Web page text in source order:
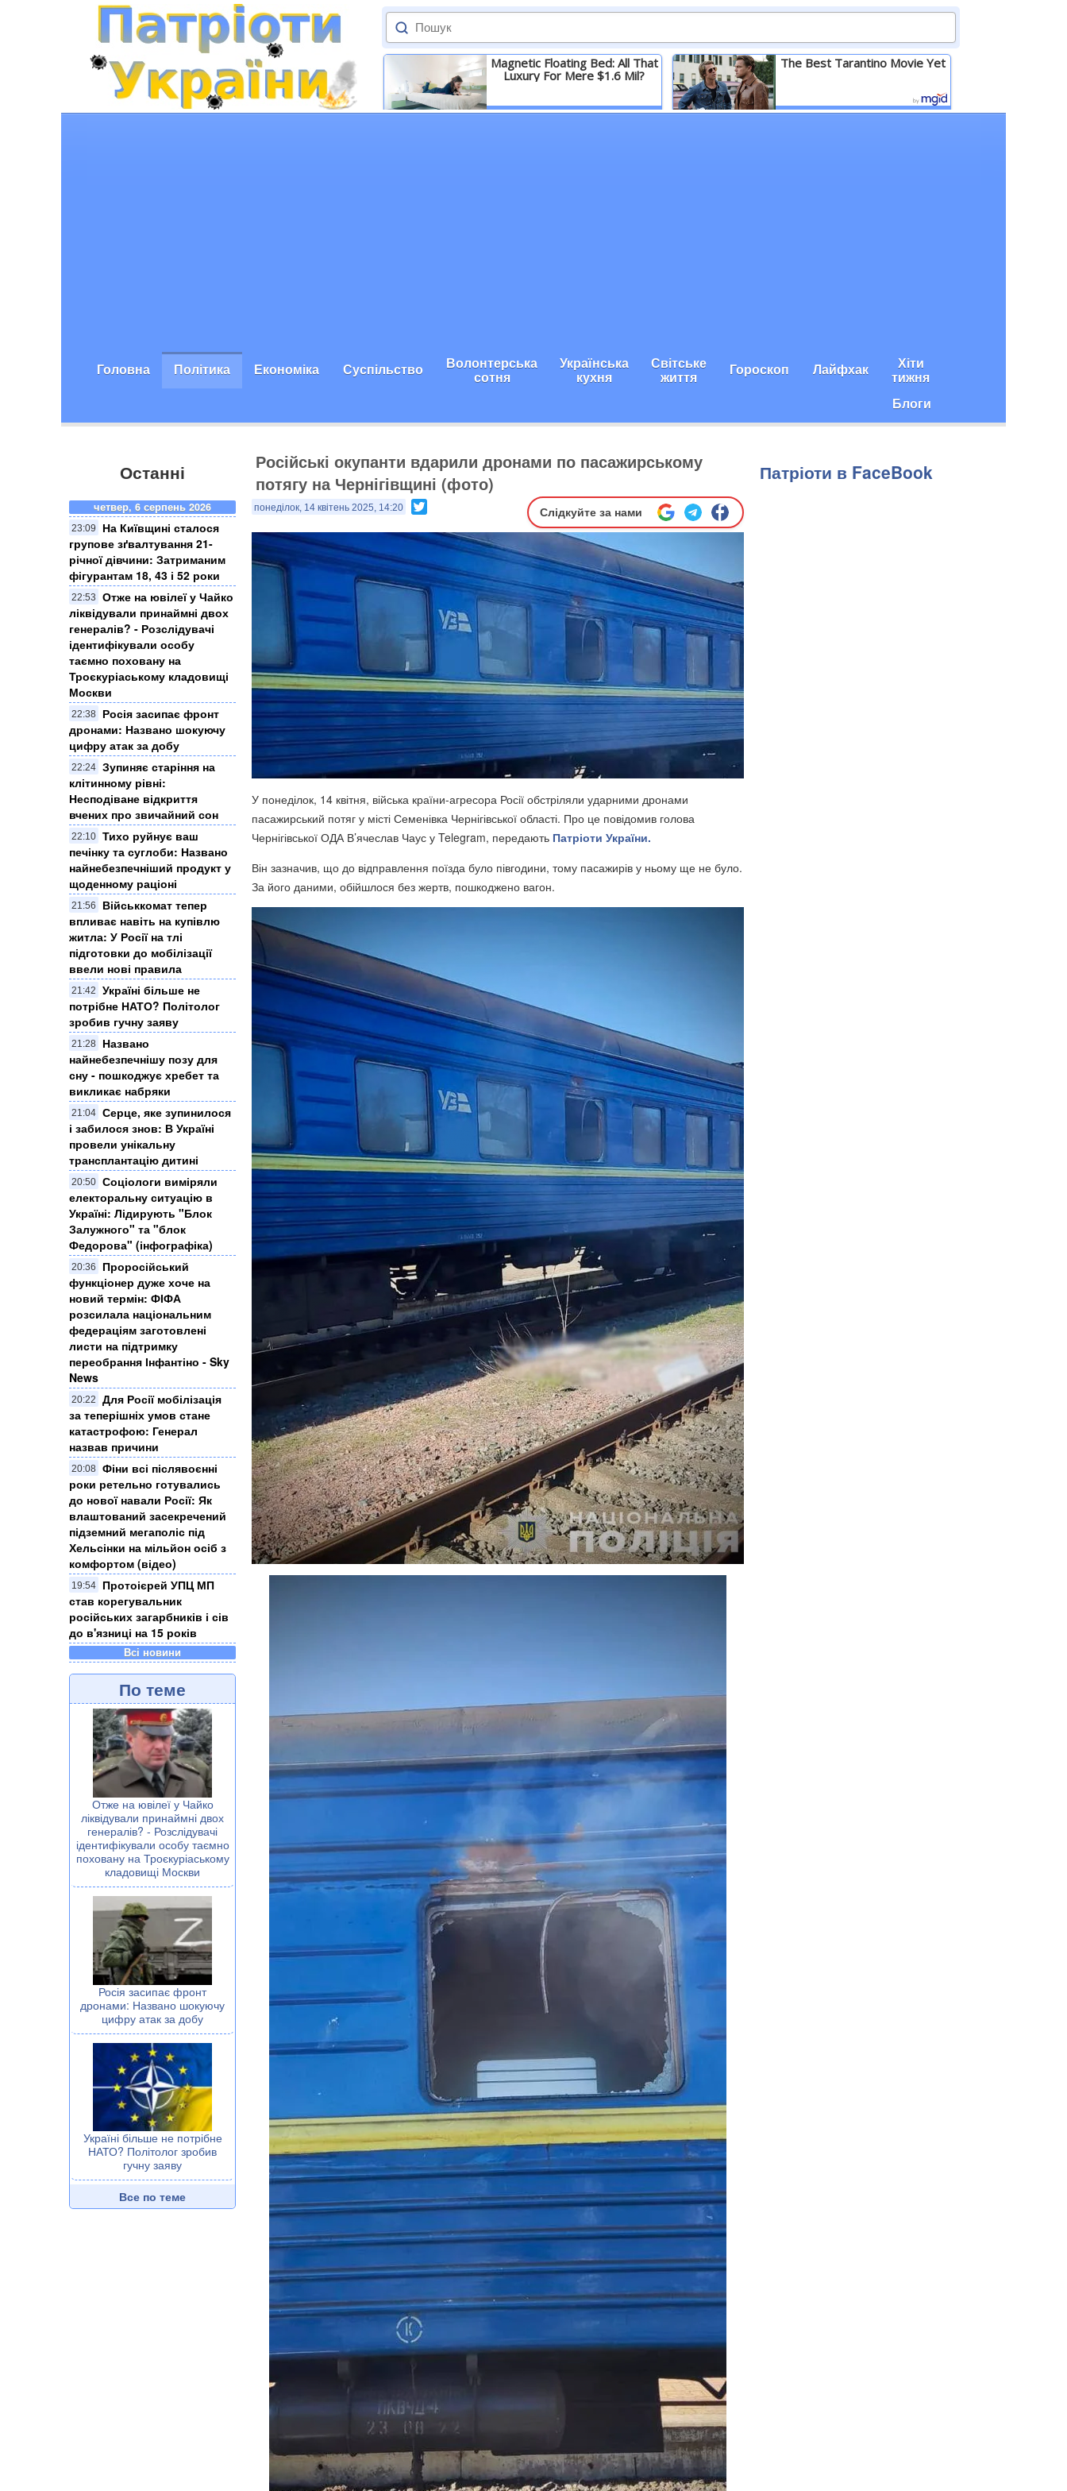
Magnetic Floating Bed: All That
Luxury For Mere $1.6 Mil?
Детальніше
The Best Tarantino Movie Yet
Детальніше
Головна Політика Економіка Суспільство Волонтерська
сотня
Українська
кухня
Світське
життя Гороскоп Лайфхак Хіти
тижня
Блоги
Останні
четвер, 6 серпень 2026
23:09
На Київщині сталося
групове зґвалтування 21-
річної дівчини: Затриманим
фігурантам 18, 43 і 52 роки
22:53
Отже на ювілеї у Чайко
ліквідували принаймні двох
генералів? - Розслідувачі
ідентифікували особу
таємно поховану на
Троєкуріаському кладовищі
Москви
22:38
Росія засипає фронт
дронами: Названо шокуючу
цифру атак за добу
22:24 Зупиняє старіння на
клітинному рівні:
Несподіване відкриття
вчених про звичайний сон
22:10 Тихо руйнує ваш
печінку та суглоби: Названо
найнебезпечніший продукт у
щоденному раціоні
21:56
Військкомат тепер
впливає навіть на купівлю
житла: У Росії на тлі
підготовки до мобілізації
ввели нові правила
21:42
Україні більше не
потрібне НАТО? Політолог
зробив гучну заяву
21:28
Названо
найнебезпечнішу позу для
сну - пошкоджує хребет та
викликає набряки
21:04 Серце, яке зупинилося
і забилося знов: В Україні
провели унікальну
трансплантацію дитині
20:50 Соціологи виміряли
електоральну ситуацію в
Україні: ​Лідирують "Блок
Залужного" та "блок
Федорова" (інфографіка)
20:36
Проросійський
функціонер дуже хоче на
новий термін: ФІФА
розсилала національним
федераціям заготовлені
листи на підтримку
переобрання Інфантіно - Sky
News
20:22
Для Росії мобілізація
за теперішніх умов стане
катастрофою: Генерал
назвав причини
20:08 Фіни всі післявоєнні
роки ретельно готувались
до нової навали Росії: Як
влаштований засекречений
підземний мегаполіс під
Хельсінки на мільйон осіб з
комфортом (відео)
19:54
Протоієрей УПЦ МП
став корегувальник
російських загарбників і сів
до в'язниці на 15 років
Всі новини
По теме
Отже на ювілеї у Чайко
ліквідували принаймні двох
генералів? - Розслідувачі
ідентифікували особу таємно
поховану на Троєкуріаському
кладовищі Москви
Росія засипає фронт
дронами: Названо шокуючу
цифру атак за добу
Україні більше не потрібне
НАТО? Політолог зробив
гучну заяву
Все по теме
Російські окупанти вдарили дронами по пасажирському
потягу на Чернігівщині (фото)
понеділок, 14 квітень 2025, 14:20 Слідкуйте за нами
У понеділок, 14 квітня, війська країни-агресора Росії обстріляли ударними дронами
пасажирський потяг у місті Семенівка Чернігівської області. Про це повідомив голова
Чернігівської ОДА В’ячеслав Чаус у Telegram, передають Патріоти України.
Він зазначив, що до відправлення поїзда було півгодини, тому пасажирів у ньому ще не було.
За його даними, обійшлося без жертв, пошкоджено вагон.
Патріоти в FaceBook